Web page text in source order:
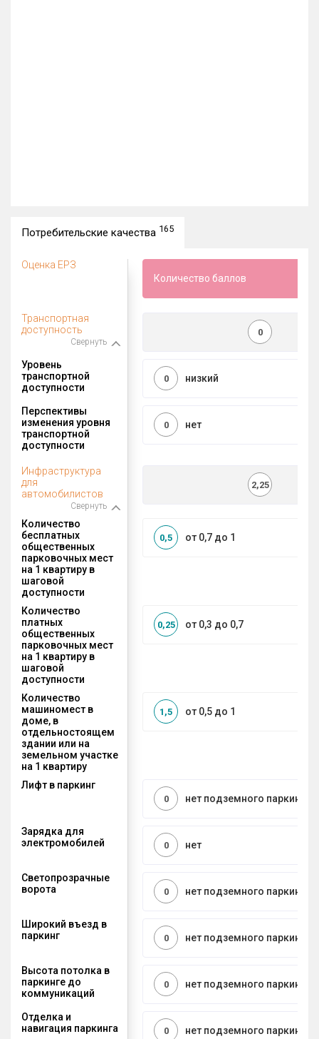
Потребительские качества 165
Оценка ЕРЗ
Количество баллов
Транспортная
доступность
Свернуть
0
Уровень
транспортной
доступности
низкий
0
Перспективы
изменения уровня
транспортной
доступности
нет
0
Инфраструктура
для
автомобилистов
Свернуть
2,25
Количество
бесплатных
общественных
парковочных мест
на 1 квартиру в
шаговой
доступности
от 0,7 до 1
0,5
Количество
платных
общественных
парковочных мест
на 1 квартиру в
шаговой
доступности
от 0,3 до 0,7
0,25
Количество
машиномест в
доме, в
отдельностоящем
здании или на
земельном участке
на 1 квартиру
от 0,5 до 1
1,5
Лифт в паркинг
нет подземного паркинга
0
Зарядка для
электромобилей
нет
0
Светопрозрачные
ворота
нет подземного паркинга
0
Широкий въезд в
паркинг
нет подземного паркинга
0
Высота потолка в
паркинге до
коммуникаций
нет подземного паркинга
0
Отделка и
навигация паркинга
нет подземного паркинга
0